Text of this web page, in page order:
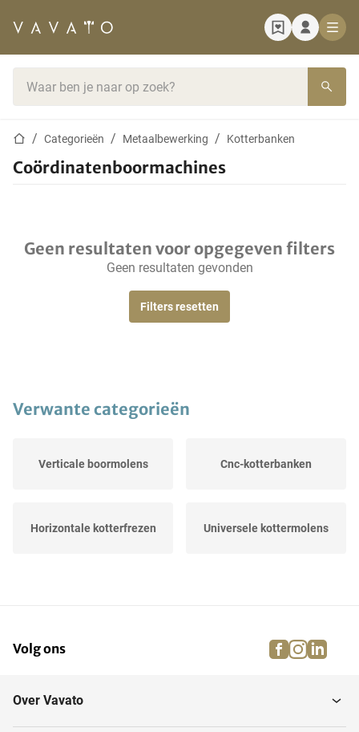
StartpaginaCategorieën Metaalbewerking Kotterbanken
Coördinatenboormachines
Geen resultaten voor opgegeven filters
Geen resultaten gevonden
Filters resetten
Verwante categorieën
Verticale boormolens Cnc-kotterbanken
Horizontale kotterfrezen Universele kottermolens
Volg ons facebook
Over Vavato